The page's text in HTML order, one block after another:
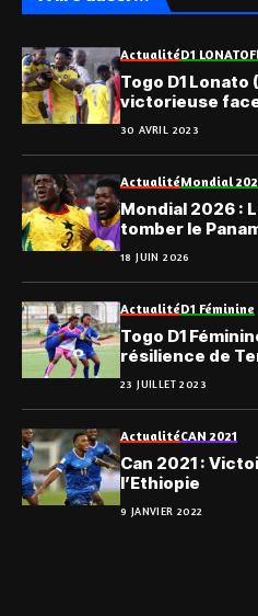
ActualitéD1 LONATO
Togo D1 Lonato
victorieuse
30 AVRIL 2023
ActualitéMondial
Mondial 2026 :
tomber le
18 JUIN 2026
ActualitéD1 Féminine
Togo D1
résilience de
Monde
23 JUILLET 2023
ActualitéCAN 2021
Can 2021 :
l’Ethiopie
9 JANVIER 2022